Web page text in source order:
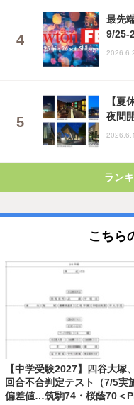
最先
9/25-
【夏
夜間
ラン
こちら
【中学受験2027】四谷大塚
回合不合判定テスト（7/5実
偏差値…筑駒74・桜蔭70＜